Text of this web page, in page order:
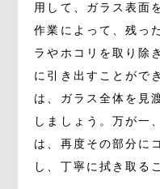
用して、ガラス表面
作業によって、残っ
ラやホコリを取り除
に引き出すことがで
は、ガラス全体を見
しましょう。万が一
は、再度その部分に
し、丁寧に拭き取る